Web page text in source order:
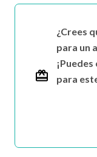
KP
¿Crees
para un
para